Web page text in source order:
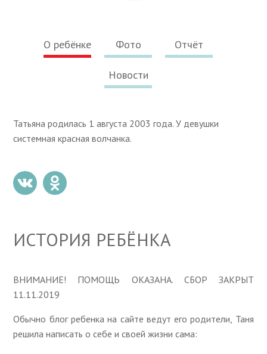
О ребёнке Фото Отчёт
Новости
Татьяна родилась 1 августа 2003 года. У девушки
системная красная волчанка.
ИСТОРИЯ РЕБЁНКА
ВНИМАНИЕ! ПОМОЩЬ ОКАЗАНА. СБОР ЗАКРЫТ
11.11.2019
Обычно блог ребенка на сайте ведут его родители, Таня
решила написать о себе и своей жизни сама: